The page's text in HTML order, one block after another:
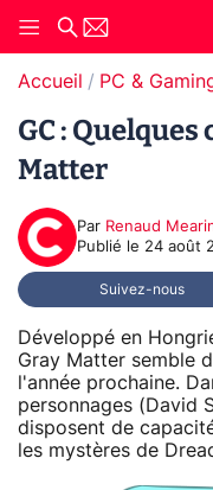
Accueil PC &
GC :
Matter
Par Renaud
Publié le 24 août
Suivez-nous
Développé en
Gray Matter semble
l'année prochaine.
personnages (David
disposent de
les mystères de